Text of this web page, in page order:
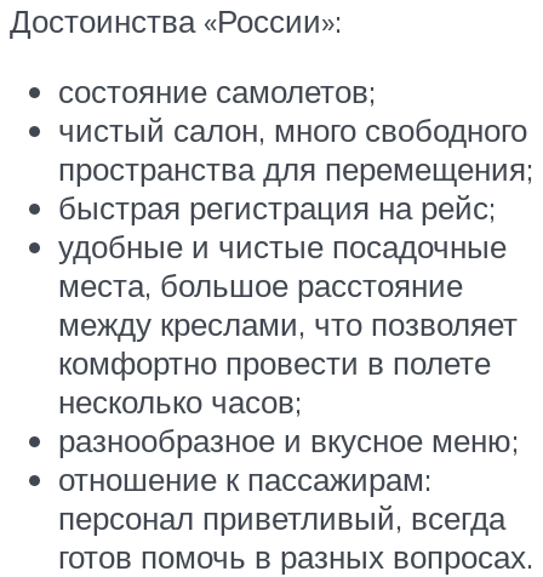
Достоинства «России»:
состояние самолетов;
чистый салон, много свободного
пространства для перемещения;
быстрая регистрация на рейс;
удобные и чистые посадочные
места, большое расстояние
между креслами, что позволяет
комфортно провести в полете
несколько часов;
разнообразное и вкусное меню;
отношение к пассажирам:
персонал приветливый, всегда
готов помочь в разных вопросах.